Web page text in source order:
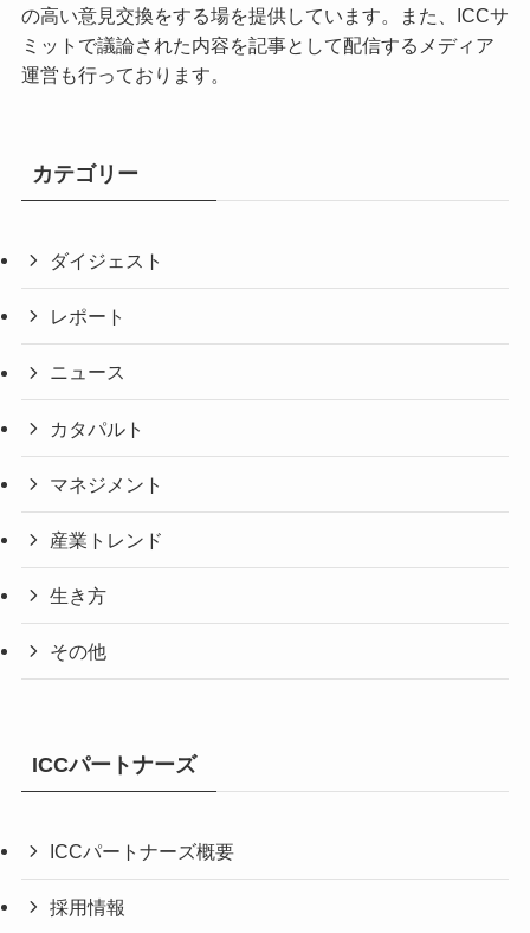
の高い意見交換をする場を提供しています。また、ICCサ
ミットで議論された内容を記事として配信するメディア
運営も行っております。
カテゴリー
ダイジェスト
レポート
ニュース
カタパルト
マネジメント
産業トレンド
生き方
その他
ICCパートナーズ
ICCパートナーズ概要
採用情報